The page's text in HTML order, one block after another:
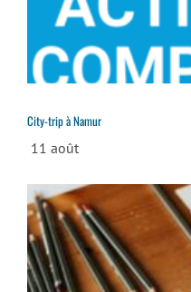
City-trip à Namur
11 août